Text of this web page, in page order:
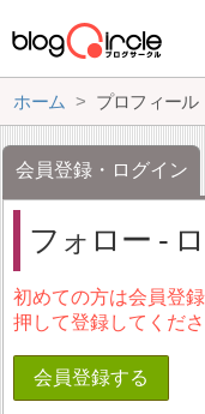
ホーム プロフィール
会員登録・ログイン
フォロー -
初めての方は会員登
押して登録してくださ
会員登録する